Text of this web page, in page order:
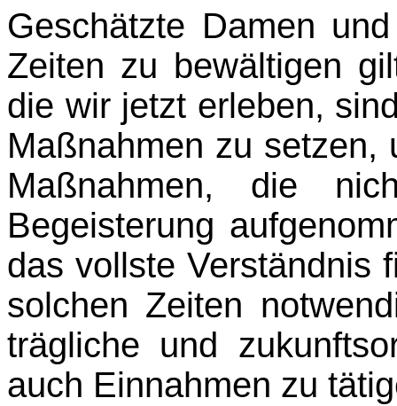
Geschätzte Damen
Zeiten zu bewältigen
die wir jetzt erleben,
Maßnah­men zu setzen,
Maßnahmen, die
Begeisterung
das vollste Verständnis
solchen Zeiten
trägliche und
auch Einnahmen zu